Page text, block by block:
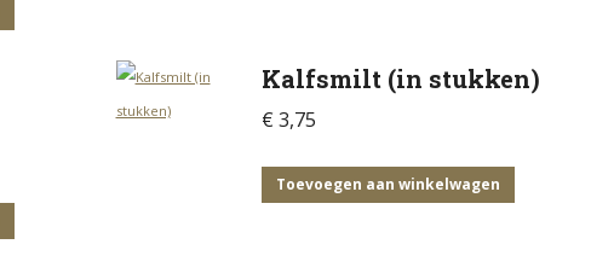
Kalfsmilt (in stukken)
€ 3,75
Toevoegen aan winkelwagen